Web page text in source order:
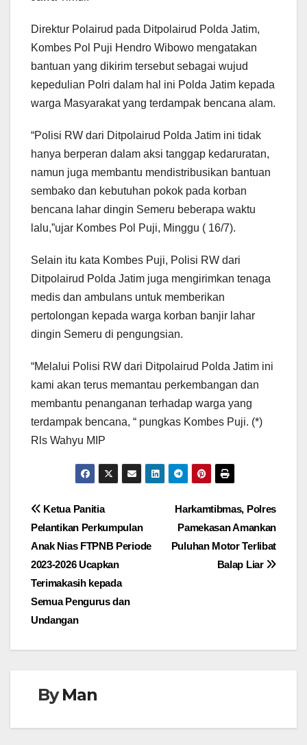
Direktur Polairud pada Ditpolairud Polda Jatim,
Kombes Pol Puji Hendro Wibowo mengatakan
bantuan yang dikirim tersebut sebagai wujud
kepedulian Polri dalam hal ini Polda Jatim kepada
warga Masyarakat yang terdampak bencana alam.
“Polisi RW dari Ditpolairud Polda Jatim ini tidak
hanya berperan dalam aksi tanggap kedaruratan,
namun juga membantu mendistribusikan bantuan
sembako dan kebutuhan pokok pada korban
bencana lahar dingin Semeru beberapa waktu
lalu,”ujar Kombes Pol Puji, Minggu ( 16/7).
Selain itu kata Kombes Puji, Polisi RW dari
Ditpolairud Polda Jatim juga mengirimkan tenaga
medis dan ambulans untuk memberikan
pertolongan kepada warga korban banjir lahar
dingin Semeru di pengungsian.
“Melalui Polisi RW dari Ditpolairud Polda Jatim ini
kami akan terus memantau perkembangan dan
membantu penanganan terhadap warga yang
terdampak bencana, “ pungkas Kombes Puji. (*)
Rls Wahyu MIP
Navigasi
pos
Harkamtibmas, Polres
Pamekasan Amankan
Puluhan Motor Terlibat
Balap Liar
Ketua Panitia
Pelantikan Perkumpulan
Anak Nias FTPNB Periode
2023-2026 Ucapkan
Terimakasih kepada
Semua Pengurus dan
Undangan
ByMan